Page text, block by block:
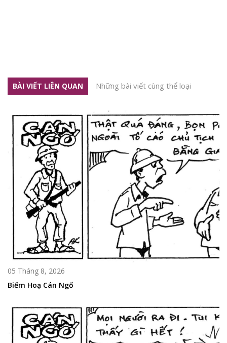
BÀI VIẾT LIÊN QUAN Những bài viết cùng thể loại
05 Tháng 8, 2026
Biếm Hoạ Cán Ngố